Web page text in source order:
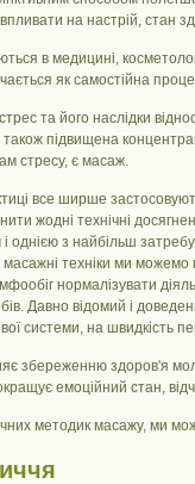
на настрій, стан
в медицині,
як самостійна
та його наслідки
також підвищена
стресу, є масаж.
все ширше
жодні технічні
і однією з найбільш
техніки ми можемо
нормалізувати
Давно відомий і
системи, на швидкість
збереженню здоров'я
емоційний стан,
методик масажу, ми